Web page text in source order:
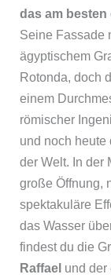
das am
Seine Fassade
ägyptischem
Rotonda, doch
einem
römischer
und noch heute
der Welt. In der
große Öffnung,
spektakuläre
das Wasser
findest du die
Raffael und der